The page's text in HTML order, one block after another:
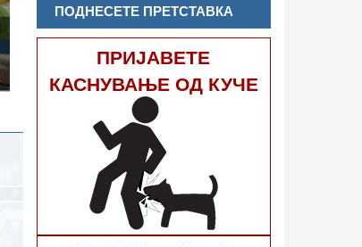
ПОДНЕСЕТЕ ПРЕТСТАВКА
ПРИЈАВЕТЕ
КАСНУВАЊЕ ОД КУЧЕ